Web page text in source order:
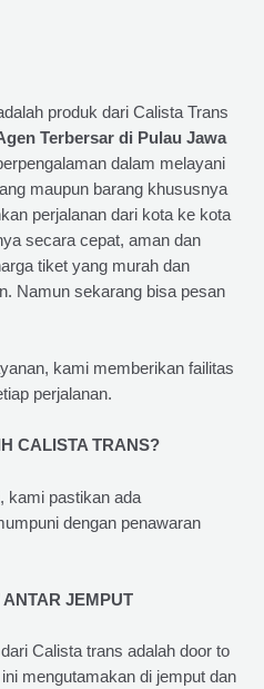
produk dari Calista Trans
Terbersar di Pulau Jawa
dalam melayani
maupun barang khususnya
perjalanan dari kota ke kota
secara cepat, aman dan
tiket yang murah dan
Namun sekarang bisa pesan
kami memberikan failitas
perjalanan.
CALISTA TRANS?
kami pastikan ada
dengan penawaran
JEMPUT
Calista trans adalah door to
mengutamakan di jemput dan